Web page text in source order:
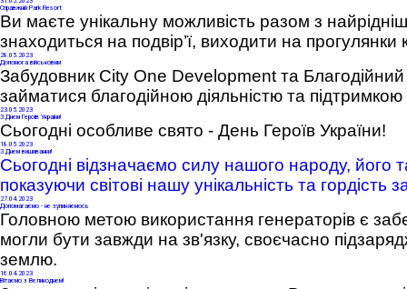
Справжній Park Resort
Ви маєте унікальну можливість разом з
знаходиться на подвір’ї, виходити на
28.05.2023
Допомога військовим
Забудовник City One Development та
займатися благодійною діяльністю та
23.05.2023
З Днем Героїв України!
Сьогодні особливе свято - День Героїв України!
18.05.2023
З Днем вишиванки!
Сьогодні відзначаємо силу нашого народу, його
показуючи світові нашу унікальність та гордість
27.04.2023
Допомагаємо - не зупиняємось
Головною метою використання генераторів є
могли бути завжди на зв'язку, своєчасно
землю.
16.04.2023
Вітаємо з Великоднем!